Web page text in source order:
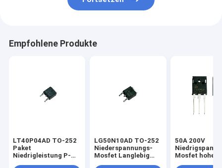
Empfohlene Produkte
LT40P04AD TO-252
Paket
Niedrigleistung P-
LG50N10AD TO-252
Niederspannungs-
Mosfet Langlebig
50A 200V
Mosfet hoher